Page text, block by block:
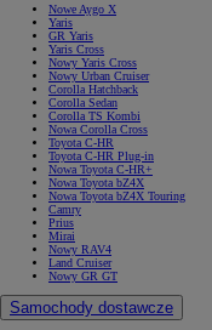
Nowe Aygo X
Yaris
GR Yaris
Yaris Cross
Nowy Yaris Cross
Nowy Urban Cruiser
Corolla Hatchback
Corolla Sedan
Corolla TS Kombi
Nowa Corolla Cross
Toyota C-HR
Toyota C-HR Plug-in
Nowa Toyota C-HR+
Nowa Toyota bZ4X
Nowa Toyota bZ4X Touring
Camry
Prius
Mirai
Nowy RAV4
Land Cruiser
Nowy GR GT
Samochody dostawcze